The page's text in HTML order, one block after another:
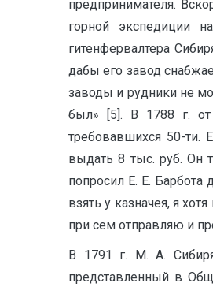
предпринимателя.
горной экспедиции
гитенфервалтера
дабы его завод
заводы и рудники не
был» [5]. В 1788 г. от
требовавшихся 50-ти.
выдать 8 тыс. руб. Он
попросил Е. Е.
взять у казначея, я
при сем отправляю и
В 1791 г. М. А.
представленный в